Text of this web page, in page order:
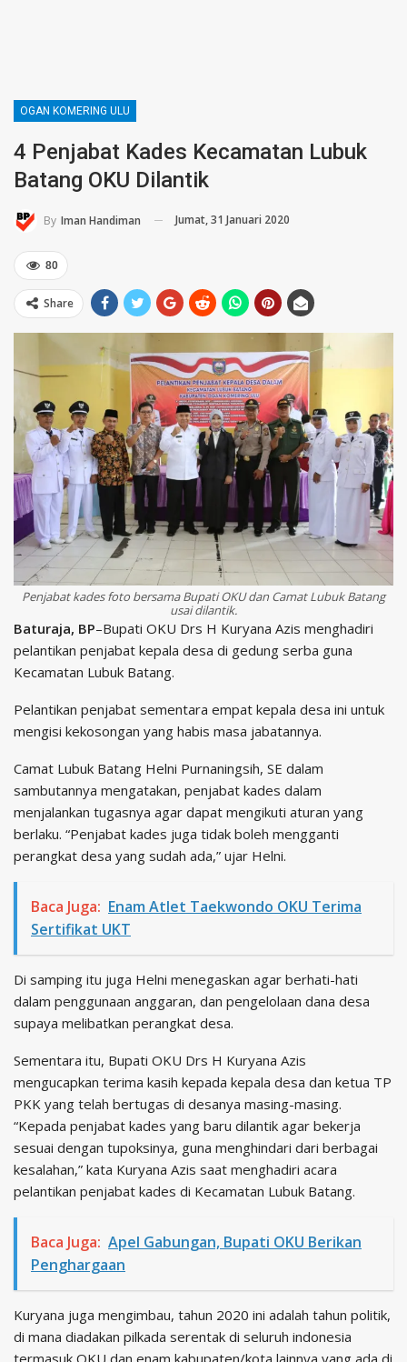
OGAN KOMERING ULU
4 Penjabat Kades Kecamatan Lubuk
Batang OKU Dilantik
By Iman Handiman Jumat, 31 Januari 2020
80
Share
Penjabat kades foto bersama Bupati OKU dan Camat Lubuk Batang
usai dilantik.
Baturaja, BP–Bupati OKU Drs H Kuryana Azis menghadiri
pelantikan penjabat kepala desa di gedung serba guna
Kecamatan Lubuk Batang.
Pelantikan penjabat sementara empat kepala desa ini untuk
mengisi kekosongan yang habis masa jabatannya.
Camat Lubuk Batang Helni Purnaningsih, SE dalam
sambutannya mengatakan, penjabat kades dalam
menjalankan tugasnya agar dapat mengikuti aturan yang
berlaku. “Penjabat kades juga tidak boleh mengganti
perangkat desa yang sudah ada,” ujar Helni.
Baca Juga: Enam Atlet Taekwondo OKU Terima
Sertifikat UKT
Di samping itu juga Helni menegaskan agar berhati-hati
dalam penggunaan anggaran, dan pengelolaan dana desa
supaya melibatkan perangkat desa.
Sementara itu, Bupati OKU Drs H Kuryana Azis
mengucapkan terima kasih kepada kepala desa dan ketua TP
PKK yang telah bertugas di desanya masing-masing.
“Kepada penjabat kades yang baru dilantik agar bekerja
sesuai dengan tupoksinya, guna menghindari dari berbagai
kesalahan,” kata Kuryana Azis saat menghadiri acara
pelantikan penjabat kades di Kecamatan Lubuk Batang.
Baca Juga: Apel Gabungan, Bupati OKU Berikan
Penghargaan
Kuryana juga mengimbau, tahun 2020 ini adalah tahun politik,
di mana diadakan pilkada serentak di seluruh indonesia
termasuk OKU dan enam kabupaten/kota lainnya yang ada di